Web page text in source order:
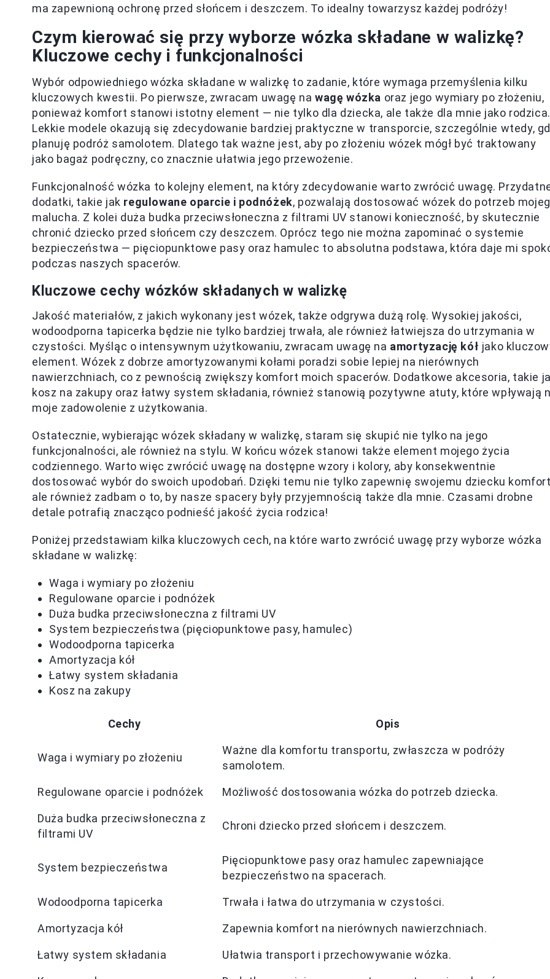
ma zapewnioną ochronę przed słońcem i deszczem. To idealny towarzysz każdej podróży!
Czym kierować się przy wyborze wózka składane w walizkę?
Kluczowe cechy i funkcjonalności
Wybór odpowiedniego wózka składane w walizkę to zadanie, które wymaga przemyślenia kilku
kluczowych kwestii. Po pierwsze, zwracam uwagę nawagę wózka oraz jego wymiary po złożeniu,
ponieważ komfort stanowi istotny element — nie tylko dla dziecka, ale także dla mnie jako rodzica.
Lekkie modele okazują się zdecydowanie bardziej praktyczne w transporcie, szczególnie wtedy,
planuję podróż samolotem. Dlatego tak ważne jest, aby po złożeniu wózek mógł być traktowany
jako bagaż podręczny, co znacznie ułatwia jego przewożenie.
Funkcjonalność wózka to kolejny element, na który zdecydowanie warto zwrócić uwagę.
dodatki, takie jak regulowane oparcie i podnóżek, pozwalają dostosować wózek do potrzeb
malucha. Z kolei duża budka przeciwsłoneczna z filtrami UV stanowi konieczność, by skutecznie
chronić dziecko przed słońcem czy deszczem. Oprócz tego nie można zapominać o systemie
bezpieczeństwa — pięciopunktowe pasy oraz hamulec to absolutna podstawa, która daje mi
podczas naszych spacerów.
Kluczowe cechy wózków składanych w walizkę
Jakość materiałów, z jakich wykonany jest wózek, także odgrywa dużą rolę. Wysokiej jakości,
wodoodporna tapicerka będzie nie tylko bardziej trwała, ale również łatwiejsza do utrzymania w
czystości. Myśląc o intensywnym użytkowaniu, zwracam uwagę na amortyzację kół jako
element. Wózek z dobrze amortyzowanymi kołami poradzi sobie lepiej na nierównych
nawierzchniach, co z pewnością zwiększy komfort moich spacerów. Dodatkowe akcesoria, takie
kosz na zakupy oraz łatwy system składania, również stanowią pozytywne atuty, które wpływają
moje zadowolenie z użytkowania.
Ostatecznie, wybierając wózek składany w walizkę, staram się skupić nie tylko na jego
funkcjonalności, ale również na stylu. W końcu wózek stanowi także element mojego życia
codziennego. Warto więc zwrócić uwagę na dostępne wzory i kolory, aby konsekwentnie
dostosować wybór do swoich upodobań. Dzięki temu nie tylko zapewnię swojemu dziecku
ale również zadbam o to, by nasze spacery były przyjemnością także dla mnie. Czasami drobne
detale potrafią znacząco podnieść jakość życia rodzica!
Poniżej przedstawiam kilka kluczowych cech, na które warto zwrócić uwagę przy wyborze wózka
składane w walizkę:
Waga i wymiary po złożeniu
Regulowane oparcie i podnóżek
Duża budka przeciwsłoneczna z filtrami UV
System bezpieczeństwa (pięciopunktowe pasy, hamulec)
Wodoodporna tapicerka
Amortyzacja kół
Łatwy system składania
Kosz na zakupy
Cechy Opis
Waga i wymiary po złożeniu
Ważne dla komfortu transportu, zwłaszcza w podróży
samolotem.
Regulowane oparcie i podnóżek Możliwość dostosowania wózka do potrzeb dziecka.
Duża budka przeciwsłoneczna z
filtrami UV
Chroni dziecko przed słońcem i deszczem.
System bezpieczeństwa
Pięciopunktowe pasy oraz hamulec zapewniające
bezpieczeństwo na spacerach.
Wodoodporna tapicerka Trwała i łatwa do utrzymania w czystości.
Amortyzacja kół Zapewnia komfort na nierównych nawierzchniach.
Łatwy system składania Ułatwia transport i przechowywanie wózka.